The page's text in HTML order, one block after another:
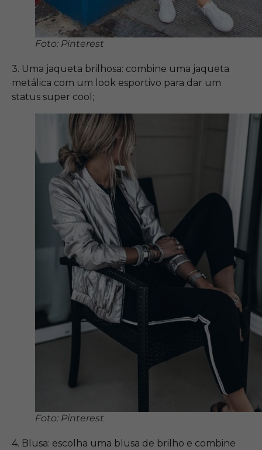
Foto: Pinterest
3. Uma jaqueta brilhosa: combine uma jaqueta
metálica com um look esportivo para dar um
status super cool;
Foto: Pinterest
4. Blusa: escolha uma blusa de brilho e combine